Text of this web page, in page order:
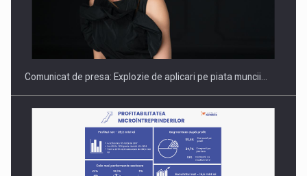
PUTTING ROMANIAN CORPORATE COMPANIES ON THE
INTERNATIONAL BUSINESS SCENE
Comunicat de presa: Explozie de aplicari pe piata muncii…